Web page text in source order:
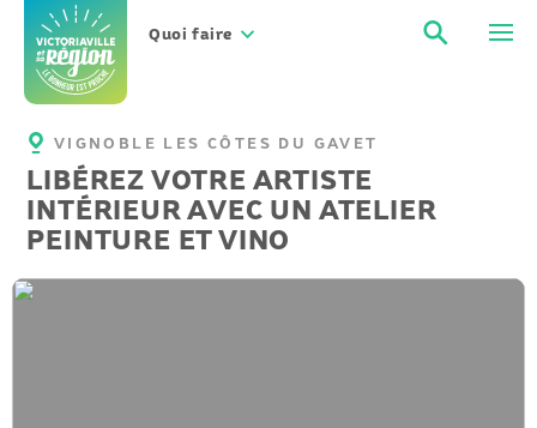
contenu
Quoi faire
VIGNOBLE LES CÔTES DU GAVET
LIBÉREZ VOTRE ARTISTE
INTÉRIEUR AVEC UN ATELIER
PEINTURE ET VINO